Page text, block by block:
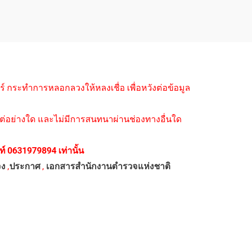
ระทำการหลอกลวงให้หลงเชื่อ เพื่อหวังต่อข้อมูล
อย่างใด และไม่มีการสนทนาผ่านช่องทางอื่นใด
0631979894 เท่านั้น
,ประกาศ, เอกสารสำนักงานตำรวจแห่งชาติ